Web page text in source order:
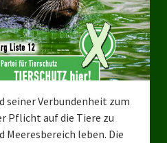
2021
2020
2020
seiner Verbundenheit zum
Pflicht auf die Tiere zu
Meeresbereich leben. Die